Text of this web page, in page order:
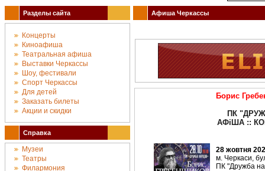
Разделы сайта
Концерты
Киноафиша
Театральная афиша
Выставки Черкассы
Шоу, фестивали
Спорт Черкассы
Для детей
Заказать билеты
Акции и скидки
Справка
Музеи
Театры
Филармония
Афиша Черкассы
Борис
ПК
АФіША ::
28 жовтня
м. Черкаси,
ПК "Дружба